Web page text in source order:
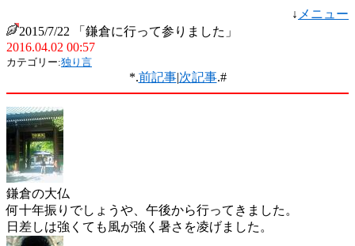
↓ メニュー
2015/7/22 「鎌倉に行って参りました」
2016.04.02 00:57
カテゴリー:独り言
*.前記事|次記事.#
鎌倉の大仏
何十年振りでしょうや、午後から行ってきました。
日差しは強くても風が強く暑さを凌げました。